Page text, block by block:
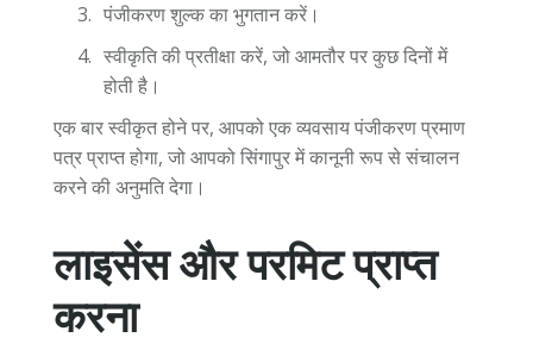
पंजीकरण शुल्क का भुगतान करें।
स्वीकृति की प्रतीक्षा करें, जो आमतौर पर कुछ दिनों में
होती है।
एक बार स्वीकृत होने पर, आपको एक व्यवसाय पंजीकरण प्रमाण
पत्र प्राप्त होगा, जो आपको सिंगापुर में कानूनी रूप से संचालन
करने की अनुमति देगा।
लाइसेंस और परमिट प्राप्त
करना